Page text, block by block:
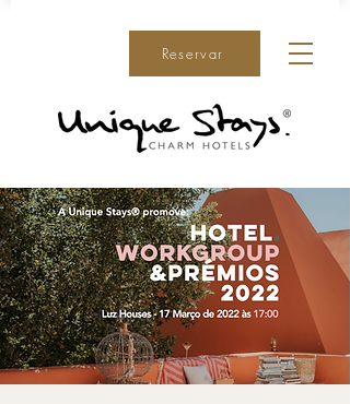
Reservar